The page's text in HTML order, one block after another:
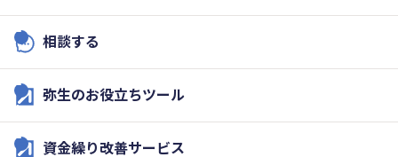
相談する
弥生のお役立ちツール
資金繰り改善サービス